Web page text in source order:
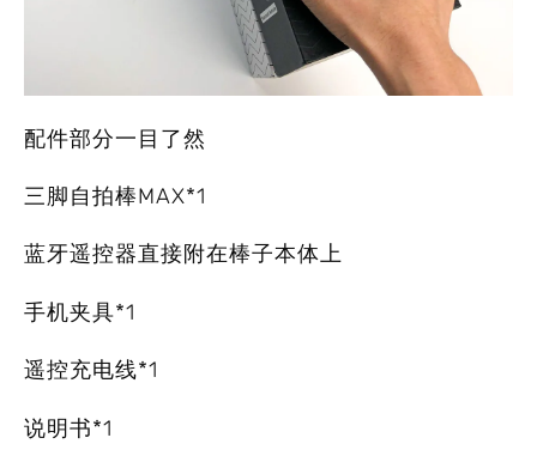
配件部分一目了然
三脚自拍棒MAX*1
蓝牙遥控器直接附在棒子本体上
手机夹具*1
遥控充电线*1
说明书*1